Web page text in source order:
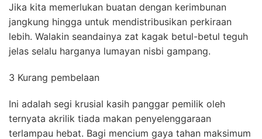
Jika kita memerlukan buatan dengan kerimbunan
jangkung hingga untuk mendistribusikan perkiraan
lebih. Walakin seandainya zat kagak betul-betul teguh
jelas selalu harganya lumayan nisbi gampang.
3 Kurang pembelaan
Ini adalah segi krusial kasih panggar pemilik oleh
ternyata akrilik tiada makan penyelenggaraan
terlampau hebat. Bagi mencium gaya tahan maksimum